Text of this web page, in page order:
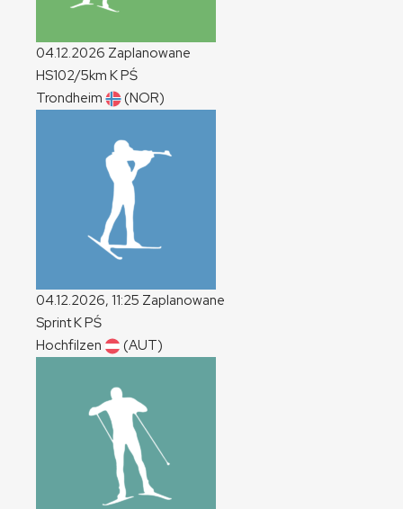
04.12.2026 Zaplanowane
HS102/5km KPŚ
Trondheim
(NOR)
04.12.2026, 11:25 Zaplanowane
SprintKPŚ
Hochfilzen
(AUT)